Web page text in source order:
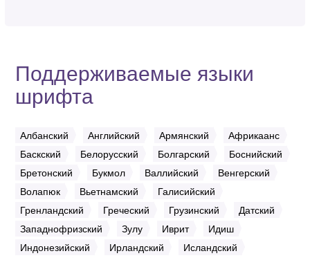
Поддерживаемые языки
шрифта
Албанский Английский Армянский
Африкаанс
Баскский
Белорусский Болгарский
Боснийский
Бретонский
Букмол Валлийский
Венгерский
Волапюк
Вьетнамский
Галисийский
Гренландский
Греческий Грузинский
Датский
Западнофризский
Зулу Иврит
Идиш
Индонезийский
Ирландский
Исландский